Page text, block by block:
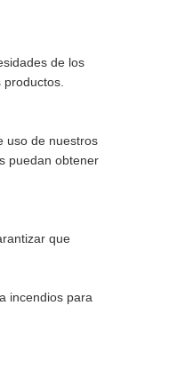
de los
uso de nuestros
puedan obtener
que
incendios para